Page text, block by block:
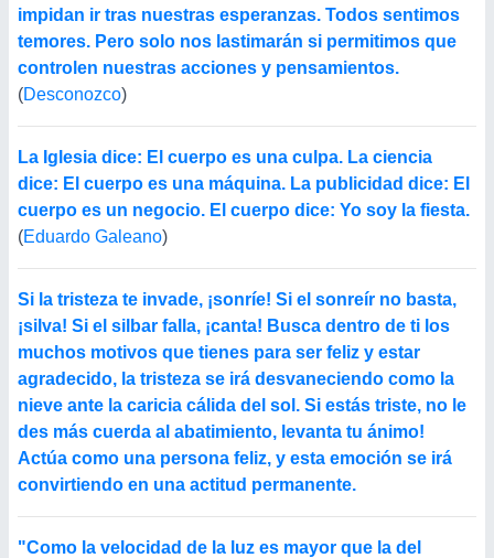
impidan ir tras nuestras esperanzas. Todos sentimos
temores. Pero solo nos lastimarán si permitimos que
controlen nuestras acciones y pensamientos.
(Desconozco)
La Iglesia dice: El cuerpo es una culpa. La ciencia
dice: El cuerpo es una máquina. La publicidad dice: El
cuerpo es un negocio. El cuerpo dice: Yo soy la fiesta.
(Eduardo Galeano)
Si la tristeza te invade, ¡sonríe! Si el sonreír no basta,
¡silva! Si el silbar falla, ¡canta! Busca dentro de ti los
muchos motivos que tienes para ser feliz y estar
agradecido, la tristeza se irá desvaneciendo como la
nieve ante la caricia cálida del sol. Si estás triste, no le
des más cuerda al abatimiento, levanta tu ánimo!
Actúa como una persona feliz, y esta emoción se irá
convirtiendo en una actitud permanente.
"Como la velocidad de la luz es mayor que la del